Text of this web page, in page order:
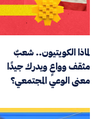
لماذا الكويتيون.. شعبٌ
مثقف وواعٍ ويدرك جيدًا
معنى الوعي المجتمعي؟